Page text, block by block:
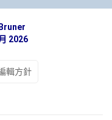
2026
輯方針